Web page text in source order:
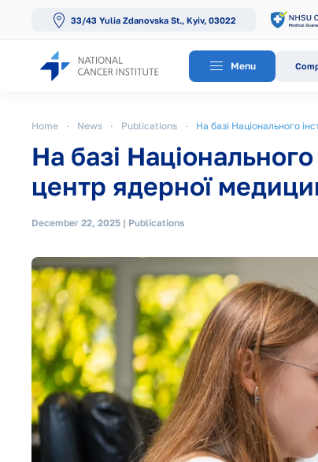
33/43 Yulia Zdanovska St., Kyiv, 03022
Menu
Home News Publications На базі Національного
На базі
центр ядерної
December 22, 2025 | Publications